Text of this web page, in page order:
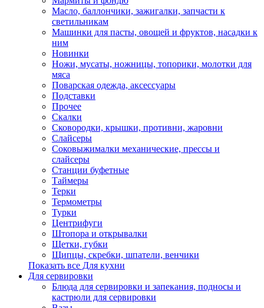
Масло, баллончики, зажигалки, запчасти к
светильникам
Машинки для пасты, овощей и фруктов, насадки к
ним
Новинки
Ножи, мусаты, ножницы, топорики, молотки для
мяса
Поварская одежда, аксессуары
Подставки
Прочее
Скалки
Сковородки, крышки, противни, жаровни
Слайсеры
Соковыжималки механические, прессы и
слайсеры
Станции буфетные
Таймеры
Терки
Термометры
Турки
Центрифуги
Штопора и открывалки
Щетки, губки
Щипцы, скребки, шпатели, венчики
Показать все Для кухни
Для сервировки
Блюда для сервировки и запекания, подносы и
кастрюли для сервировки